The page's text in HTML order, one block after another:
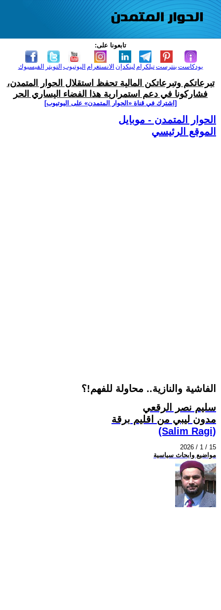
تابعونا على:
الفيسبوك التويتر اليوتيوب الانستغرام لينكدإن تيلكرامبنترست بودكاست
تبرعاتكم وتبرعاتكن المالية تحفظ استقلال الحوار المتمدن،
فشاركونا في دعم استمرارية هذا الفضاء اليساري الحر
[اشترك في قناة ‫«الحوار المتمدن» على اليوتيوب]
الحوار المتمدن - موبايل
الموقع الرئيسي
الفاشية والنازية.. محاولة للفهم!؟
سليم نصر الرقعي
مدون ليبي من اقليم برقة
(Salim Ragi)
2026 / 1 / 15
مواضيع وابحاث سياسية